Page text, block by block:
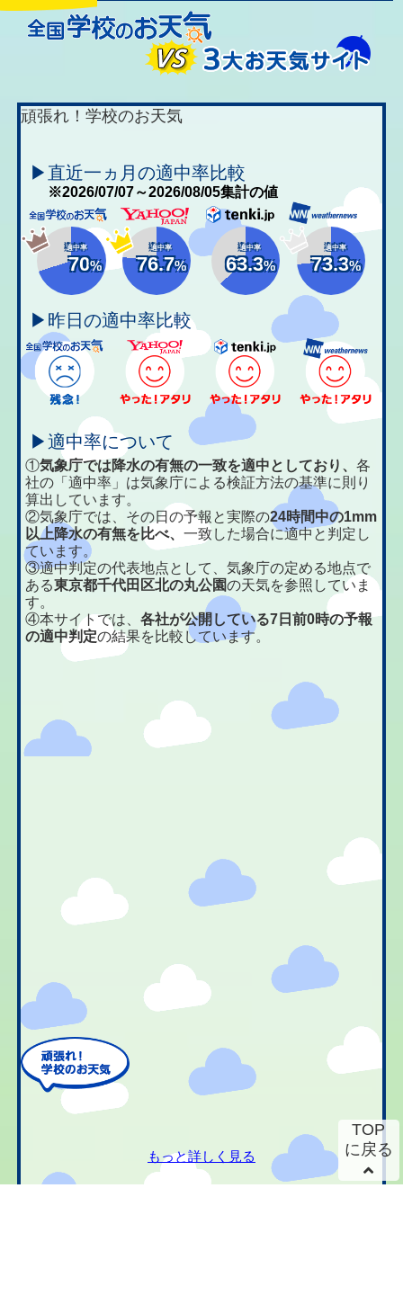
頑張れ！学校のお天気
▶直近一ヵ月の適中率比較
※2026/07/07～2026/08/05集計の値
適中率
70%
適中率
76.7%
適中率
63.3%
適中率
73.3%
▶昨日の適中率比較
▶適中率について
①気象庁では降水の有無の一致を適中としており、各
社の「適中率」は気象庁による検証方法の基準に則り
算出しています。
②気象庁では、その日の予報と実際の24時間中の1mm
以上降水の有無を比べ、一致した場合に適中と判定し
ています。
③適中判定の代表地点として、気象庁の定める地点で
ある東京都千代田区北の丸公園の天気を参照していま
す。
④本サイトでは、各社が公開している7日前0時の予報
の適中判定の結果を比較しています。
もっと詳しく見る
TOP
に戻る